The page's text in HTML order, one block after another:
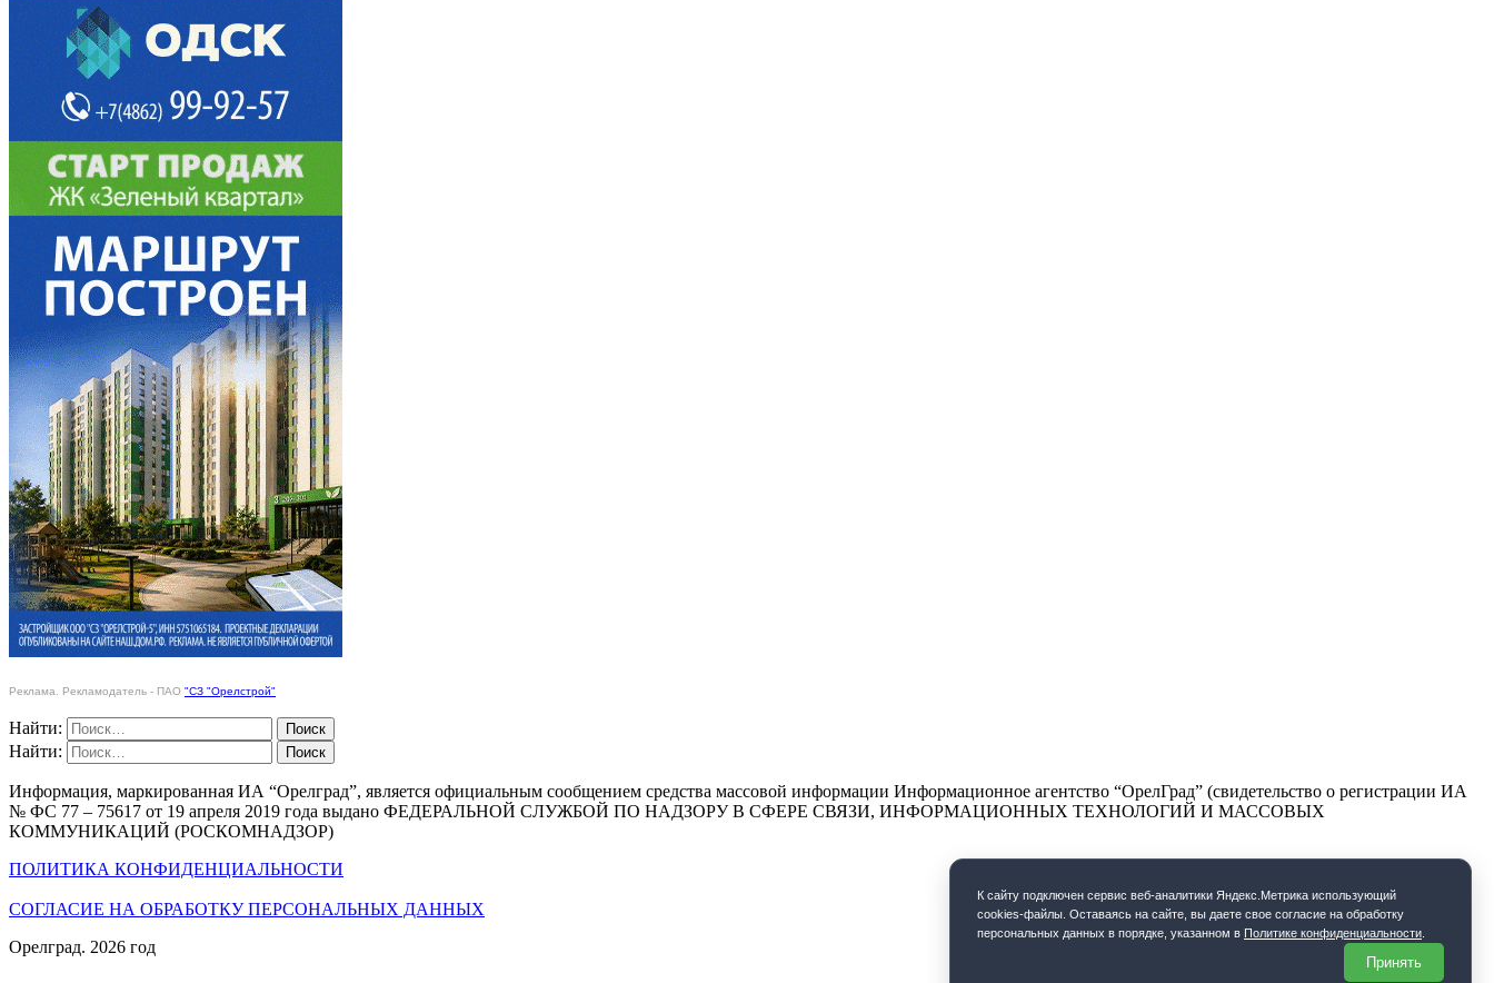
Реклама. Рекламодатель - ПАО "СЗ "Орелстрой"
Найти:
Найти:
Информация, маркированная ИА “Орелград”, является официальным сообщением средства массовой информации Информационное агентство “ОрелГрад” (свидетельство о регистрации ИА
№ ФС 77 – 75617 от 19 апреля 2019 года выдано ФЕДЕРАЛЬНОЙ СЛУЖБОЙ ПО НАДЗОРУ В СФЕРЕ СВЯЗИ, ИНФОРМАЦИОННЫХ ТЕХНОЛОГИЙ И МАССОВЫХ
КОММУНИКАЦИЙ (РОСКОМНАДЗОР)
ПОЛИТИКА КОНФИДЕНЦИАЛЬНОСТИ
СОГЛАСИЕ НА ОБРАБОТКУ ПЕРСОНАЛЬНЫХ ДАННЫХ
Орелград. 2026 год
К cайту подключен сервис веб-аналитики Яндекс.Метрика использующий
cookies-файлы. Оставаясь на сайте, вы даете свое согласие на обработку
персональных данных в порядке, указанном в Политике конфиденциальности
Принять